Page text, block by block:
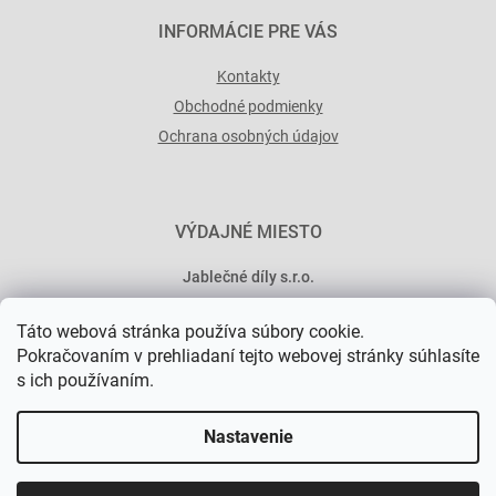
Táto webová stránka používa súbory cookie.
Pokračovaním v prehliadaní tejto webovej stránky súhlasíte
s ich používaním.
Nastavenie
INFORMÁCIE PRE VÁS
Kontakty
Obchodné podmienky
Ochrana osobných údajov
VÝDAJNÉ MIESTO
Jablečné díly s.r.o.
101 00 Praha 10
Vytvoril Shoptet Premium